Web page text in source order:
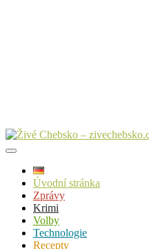
Úvodní stránka
Zprávy
Krimi
Volby
Technologie
Recepty